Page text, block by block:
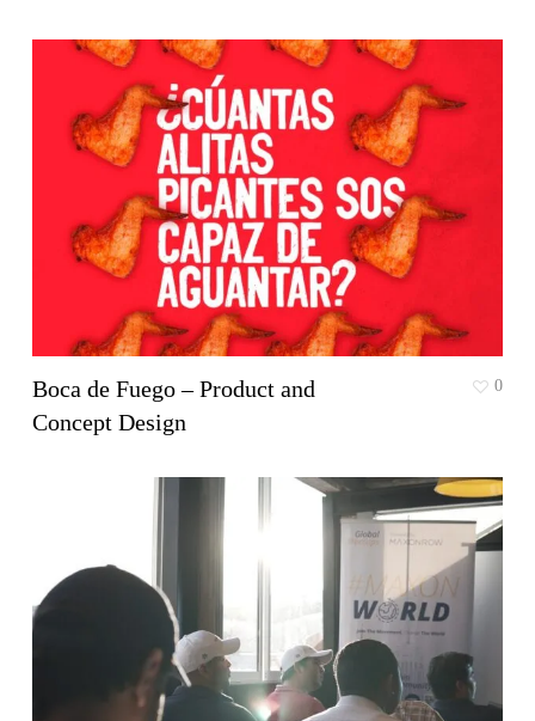
Boca de Fuego – Product and
Concept Design
0